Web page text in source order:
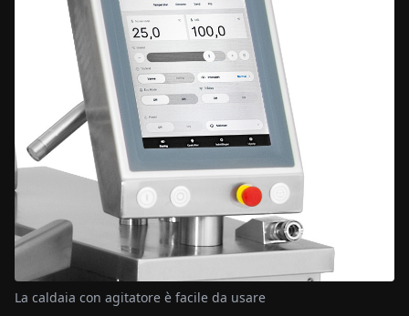
La caldaia con agitatore è facile da usare